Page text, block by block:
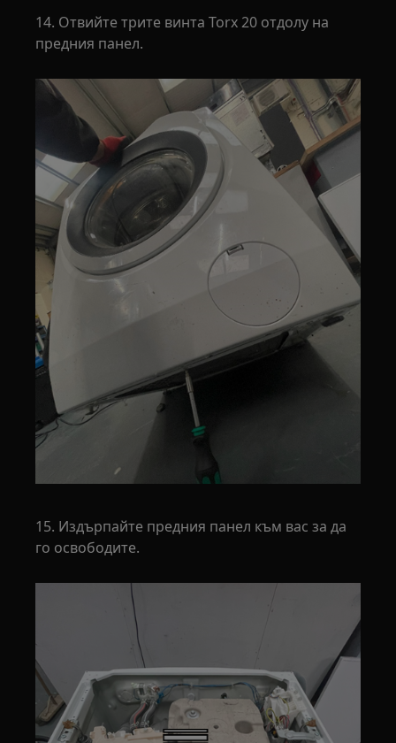
14. Отвийте трите винта Torx 20 отдолу на
предния панел.
15. Издърпайте предния панел към вас за да
го освободите.